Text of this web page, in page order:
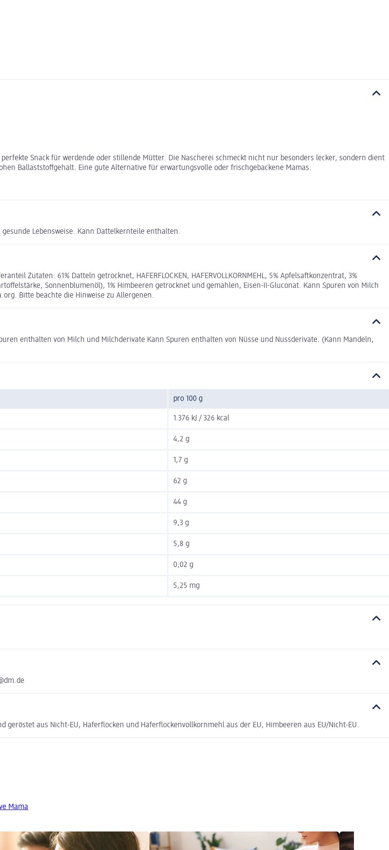
Snack für werdende oder stillende Mütter. Die Nascherei schmeckt nicht nur besonders lecker, sondern dient
Ballaststoffgehalt. Eine gute Alternative für erwartungsvolle oder frischgebackene Mamas.
Lebensweise. Kann Dattelkernteile enthalten.
Zutaten: 61% Datteln getrocknet, HAFERFLOCKEN, HAFERVOLLKORNMEHL, 5% Apfelsaftkonzentrat, 3%
Sonnenblumenöl), 1% Himbeeren getrocknet und gemahlen, Eisen-II-Gluconat. Kann Spuren von Milch
Bitte beachte die Hinweise zu Allergenen.
enthalten von Milch und Milchderivate Kann Spuren enthalten von Nüsse und Nussderivate. (Kann Mandeln,
pro 100 g
1.376 kJ / 326 kcal
4,2 g
1,7 g
62 g
44 g
9,3 g
5,8 g
0,02 g
5,25 mg
aus Nicht-EU, Haferflocken und Haferflockenvollkornmehl aus der EU, Himbeeren aus EU/Nicht-EU.
Mama